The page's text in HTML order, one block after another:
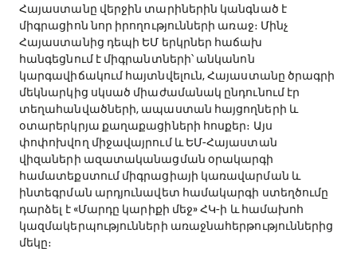
Հայաստանը վերջին տարիներին կանգնած է
միգրացիոն նոր իրողությունների առաջ։ Մինչ
Հայաստանից դեպի ԵՄ երկրներ հաճախ
հանգեցնում է միգրանտների՝ անկանոն
կարգավիճակում հայտնվելուն, Հայաստանը ծրագրի
մեկնարկից սկսած միաժամանակ ընդունում էր
տեղահանվածների, ապաստան հայցողների և
օտարերկրյա քաղաքացիների հոսքեր։ Այս
փոփոխվող միջավայրում և ԵՄ-Հայաստան
վիզաների ազատականացման օրակարգի
համատեքստում միգրացիայի կառավարման և
ինտեգրման արդյունավետ համակարգի ստեղծումը
դարձել է «Մարդը կարիքի մեջ» ՀԿ-ի և համախոհ
կազմակերպությունների առաջնահերթություններից
մեկը։